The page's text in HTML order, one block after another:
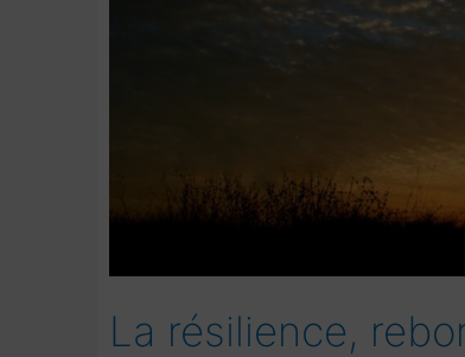
La résilience,